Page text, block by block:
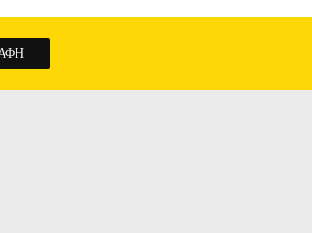
και να ζήσουν μαζί
ΧΑΡΤΙ